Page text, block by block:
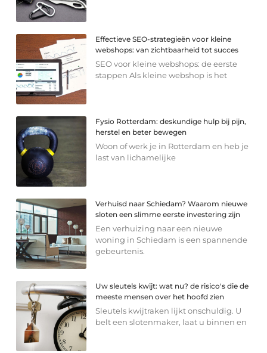
Effectieve SEO-strategieën voor kleine
webshops: van zichtbaarheid tot succes
SEO voor kleine webshops: de eerste
stappen Als kleine webshop is het
Fysio Rotterdam: deskundige hulp bij pijn,
herstel en beter bewegen
Woon of werk je in Rotterdam en heb je
last van lichamelijke
Verhuisd naar Schiedam? Waarom nieuwe
sloten een slimme eerste investering zijn
Een verhuizing naar een nieuwe
woning in Schiedam is een spannende
gebeurtenis.
Uw sleutels kwijt: wat nu? de risico's die de
meeste mensen over het hoofd zien
Sleutels kwijtraken lijkt onschuldig. U
belt een slotenmaker, laat u binnen en